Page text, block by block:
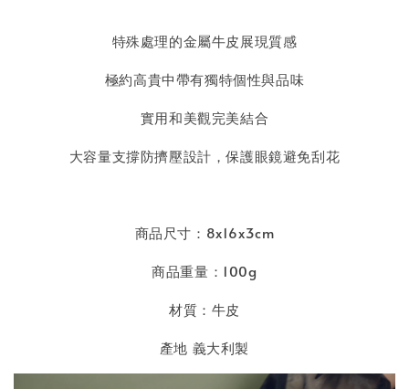
特殊處理的金屬牛皮展現質感
極約高貴中帶有獨特個性與品味
實用和美觀完美結合
大容量支撐防擠壓設計，保護眼鏡避免刮花
商品尺寸：8x16x3cm
商品重量：100g
材質：牛皮
產地 義大利製